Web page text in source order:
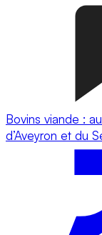
Bovins viande :
d’Aveyron et du